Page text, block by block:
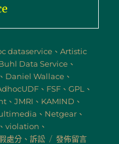
dataservice 、Artistic
Data Service 、
、 Daniel Wallace 、
、 FSF 、GPL 、
、JMRI 、 KAMIND 、
、 Netgear 、
、violation 、
處分 、訴訟
在
發佈留言